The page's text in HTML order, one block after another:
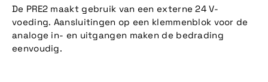
De PRE2 maakt gebruik van een externe 24 V-
voeding. Aansluitingen op een klemmenblok voor de
analoge in- en uitgangen maken de bedrading
eenvoudig.